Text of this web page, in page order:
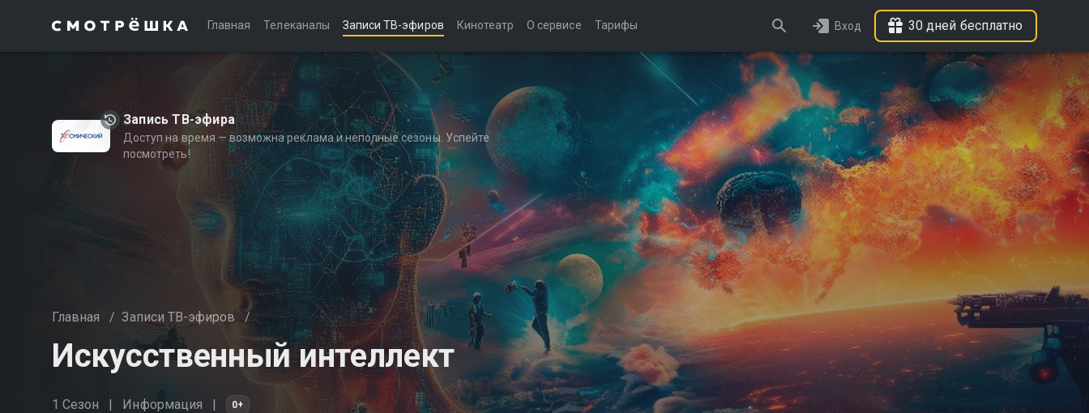
Главная Телеканалы Записи ТВ-эфиров Кинотеатр О сервисе Тарифы Вход 30 дней бесплатно
Запись ТВ-эфира
Доступ на время — возможна реклама и неполные сезоны. Успейте
посмотреть!
Главная / Записи ТВ-эфиров /
Искусственный интеллект
1 Сезон Информация 0+